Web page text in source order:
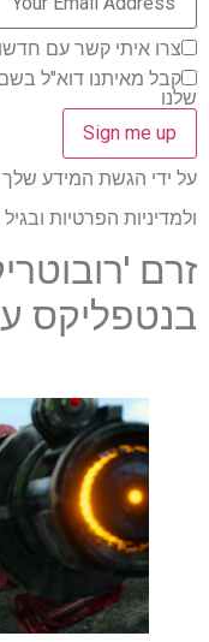
צרו איתי קשר עם
קבל מאיתנו דוא"ל
שלנו
על ידי הגשת המידע
ולמדיניות הפרטיות ובגיל 16 ומעלה.
זרם
בנטפליקס